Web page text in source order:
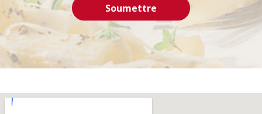
Soumettre